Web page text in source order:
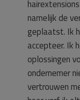
namelijk de
geplaatst. Ik
accepteer. Ik
oplossingen
ondernemer
vertrouwen